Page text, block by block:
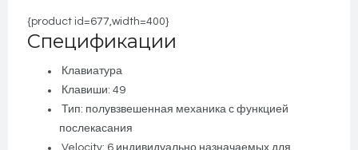
{product id=677,width=400}
Спецификации
Клавиатура
Клавиши: 49
Тип: полувзвешенная механика с функцией
послекасания
Velocity: 6 индивидуально назначаемых для